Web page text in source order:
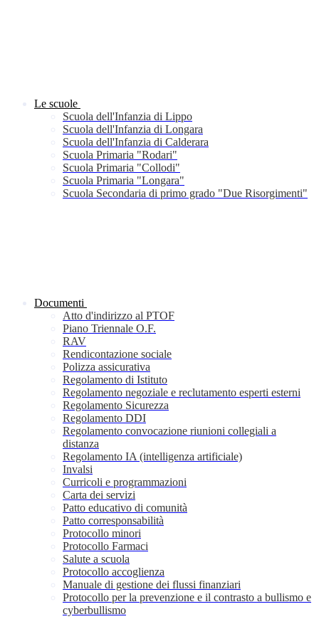
Le scuole
Scuola dell'Infanzia di Lippo
Scuola dell'Infanzia di Longara
Scuola dell'Infanzia di Calderara
Scuola Primaria "Rodari"
Scuola Primaria "Collodi"
Scuola Primaria "Longara"
Scuola Secondaria di primo grado "Due Risorgimenti"
Documenti
Atto d'indirizzo al PTOF
Piano Triennale O.F.
RAV
Rendicontazione sociale
Polizza assicurativa
Regolamento di Istituto
Regolamento negoziale e reclutamento esperti esterni
Regolamento Sicurezza
Regolamento DDI
Regolamento convocazione riunioni collegiali a
distanza
Regolamento IA (intelligenza artificiale)
Invalsi
Curricoli e programmazioni
Carta dei servizi
Patto educativo di comunità
Patto corresponsabilità
Protocollo minori
Protocollo Farmaci
Salute a scuola
Protocollo accoglienza
Manuale di gestione dei flussi finanziari
Protocollo per la prevenzione e il contrasto a bullismo e
cyberbullismo